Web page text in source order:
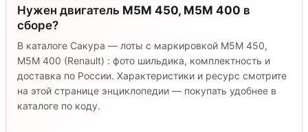
Нужен двигатель M5M 450, M5M 400 в
сборе?
В каталоге Сакура — лоты с маркировкой M5M 450,
M5M 400 (Renault) : фото шильдика, комплектность и
доставка по России. Характеристики и ресурс смотрите
на этой странице энциклопедии — покупать удобнее в
каталоге по коду.